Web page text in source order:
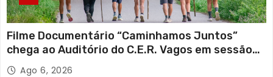
Filme Documentário “Caminhamos Juntos”
chega ao Auditório do C.E.R. Vagos em sessão
solidária
Ago 6, 2026